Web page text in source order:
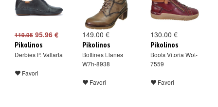
119.95 95.96 €
Pikolinos
Derbies P. Vallarta
Favori
149.00 €
Pikolinos
Bottines Llanes
W7h-8938
Favori
130.00 €
Pikolinos
Boots Vitoria Wot-
7559
Favori